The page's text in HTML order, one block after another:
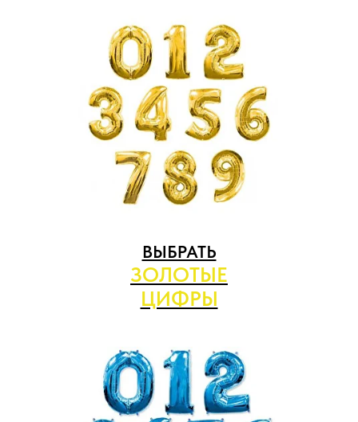
ВЫБРАТЬ
ЗОЛОТЫЕ
ЦИФРЫ